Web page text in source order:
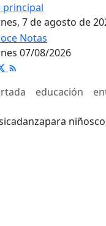
principal
7 de agosto de
07/08/2026
educación
danzapara niños